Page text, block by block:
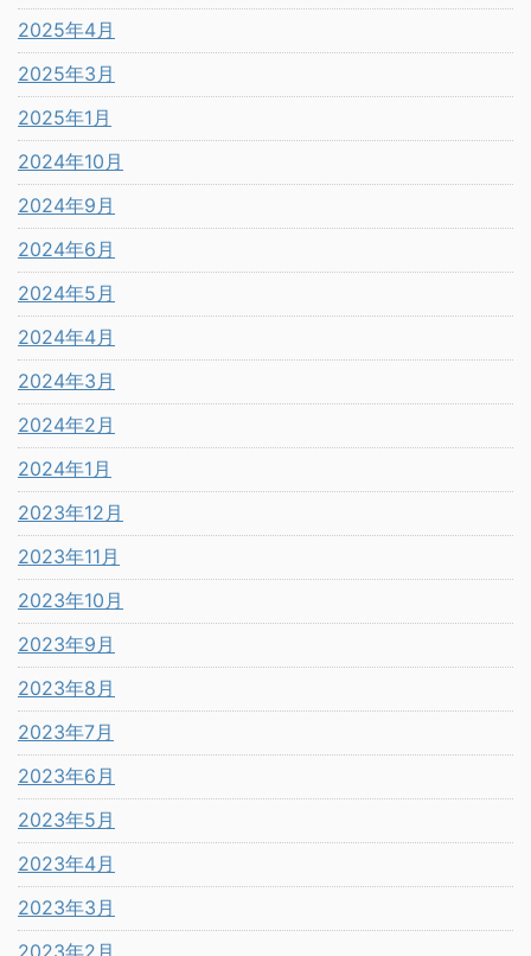
2025年4月
2025年3月
2025年1月
2024年10月
2024年9月
2024年6月
2024年5月
2024年4月
2024年3月
2024年2月
2024年1月
2023年12月
2023年11月
2023年10月
2023年9月
2023年8月
2023年7月
2023年6月
2023年5月
2023年4月
2023年3月